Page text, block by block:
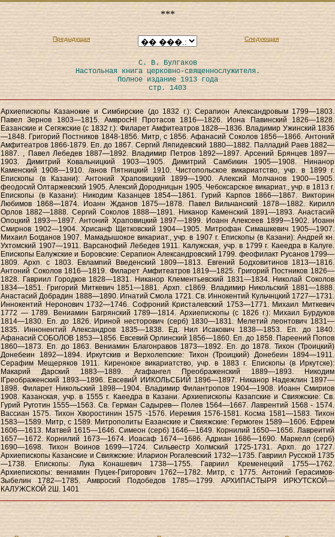
***
Предыдущая Следующая
С. В. Булгаков
Настольная книга церковно-священнослужителя.
Полное издание 1913 года
стр. 1403
Архиепископы Казанокие и Симбирские (до 1832 г.): Серапион Александровым 1799—1803.
Павел Зернов 1803—1815. АмвросНІ Протасов 1816—1826. Иона Павинский 1826—1828.
Еазанские и Сегяжские (с 1832 г.): Филарет Амфитеатров 1828—1836. Владимир Ужинский 1836
—1848. Григорий Постников 1848-1856. Митр, с 1856. Афанасий Соколов 1856—1866. Антоний
Амфитеатров 1866-1879. Еп. до 1867. Сергий Ляпидевский 1880—1882. Палладий Раев 1882—
1887. , Павел Лебедев 1887—1892. Владимир Петров 1892—1897. Арсений Брянцев 1897—
1903. Димитрий Ковальницкий 1903—1905. Димитрий Самбикин 1905—1908. Нинанор
Каменский 1908—1910. /анов Пятницкий 1910. Чистопольское викариатство, учр. в 1899 г.
Епископы (в Казани): Антоний Храповицкий 1899—1900. Алексий Молчанов 1900—1905.
феодосий Олтаржевский 1905. Алексий Дородницын 1905. Чебоксарское викариат., учр. в 1813 г.
Епископы (в Казани): Никодим Казанцев 1854—1861. Гурий Карпов 1866—1867. Викторин
Любимов 1868—1874. Иоанн Жданов 1875—1878. Павел Вильчанский 1878—1882. Кирилл
Орлов 1882—1888. Сергий Соколов 1888—1891. Никанор Каменский 1891—1893. Анастасий
Опоцкий 1893—1897. Антоний Храповицкий 1897—1899. Иоанн Алексеев 1899—1902. Иоанн
Смирнов 1902—1904. Хрисанф Щетковский 1904—1905. Митрофан Симашкевич 1905—1907.
Михаил Богданов 1907. Мамадышокое викариат., учр. в 1907 г. Епископы (в Каэани): Андрей кн.
Ухтомский 1907—1911. Варсанофий Лебедев 1911. Калужская, учр. в 1799 г. Каеедра в Калуге.
Епископы Еалужские и Боровские: Серапион Александровский 1799. феофилакт Русанов 1799—
1809. Архп. с 1803. Евлампий Введенский 1809—1813. Евгений Бодховитинов 1813—1816.
Антоний Соколов 1816—1819. Филарет Амфитеатров 1819—1825. Григорий Постников 1826—
1828. Гавриил Городков 1828—1831. Никанор Клементьевский 1831—1834. Николай Соколов
1834—1851. Григорий Миткевич 1851—1881. Архп. с1869. Владимир Никольский 1881—1888.
Анастасий Добрадин 1888—1890. Игнатий Смола 1721. Св. Иннокентий Кульчнцкий 1727—1731.
Иннокентий Неронович 1732—1746. Софроний Кристалевский 1753—1771. Михаил Миткевич
1772 — 1789. Вениамин Багрянский 1789—1814. Архиепископы (с 1826 г.): Михаил Бурдуков
1814—1830. En. до 1826. Ириной несторович (серб) 1830—1831. Мелетий леонтович 1831—
1835. Иннонентий Александров 1835—1838. Ед. Нил Исакович 1838—1853. Еп. до 1840.
Афанасий СОБОЛОВ 1853—1856. Евсевий Орлинский 1856—1860. Еп. до 1858. Пареений Попов
1860—1873. Еп. до 1863. Вениамин Благонравов 1873—1892. Еп. до 1878. Тихон (Троицкий)
Донебеин 1892—1894. Иркутскив и Верхолепские: Тихон (Троицкий) Донебеин 1894—1911.
Серафим Мещеряков 1911. Киренокое викариатство, учр. в 1883 г. Епископы (в Иркутске):
Макарий Дарский 1883—1889. Агафангел Преображенский 1889—1893. Никодим
ІГреображенский 1893—1896. ЕвсевиЙ ИИКОЛЬСБИЙ 1896—1897. Никанор Надежлин 1897—
1898. Филарет Никольский 1898—1904. Владимир Филантропов 1904—1908. Иоанн Смириов
1908. Казанская, учр. в 1555 г. Каеедра в Казани. Архиепископы Казапские и Свияжские: Св.
Гурий Руготин 1555—1563. Св. Герман Садырев— Полев 1564—1667. Лаврентий 1568 - 1574.
Вассиан 1575. Тихон Хворостинин 1575 -1576. Иеремия 1576-1581. Косма 1581—1583. Тихон
1583—1589. Митр, с 1589. Митрополиты Еазанские и Свияжские: Гермоген 1589—1606. Ефрем
1606—1613. Матвей 1615—1646. Симеон (серб) 1646—1649. Корнилий 1650—1656. Лавреитий
1657—1672. Корнилий 1673—1674. Иоасаф 1674—1686. Адриан 1686—1690. Маркелл (серб)
1690—1698. Тихон Воинов 1699—1724. Сильвестр Холмский 1725-1731. Архп. до 1727.
Архиепископы Казанские и Свияжские: Иларион Рогалевский 1732—1735. Гавриил Русской 1735
—1738. Епископы: Лука Конашевич 1738—1755. Гавриил Кременецкий 1755—1762.
Архиепископы: вениамин Пуцек-Григорович 1762—1782. Митр, с 1775. Антоний Герасимов-
Зыбелин 1782—1785. Амвросий Подобедов 1785—1799. АРХИПАСТЫРЯ ИРКУТСКОЙ—
КАЛУЖСКОЙ 2Ш. 1401